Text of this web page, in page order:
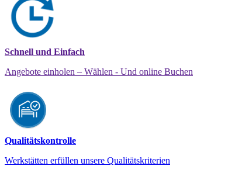
Schnell und Einfach
Angebote einholen – Wählen - Und online Buchen
Qualitätskontrolle
Werkstätten erfüllen unsere Qualitätskriterien